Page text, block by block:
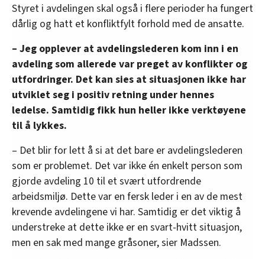
Styret i avdelingen skal også i flere perioder ha fungert
dårlig og hatt et konfliktfylt forhold med de ansatte.
– Jeg opplever at avdelingslederen kom inn i en
avdeling som allerede var preget av konflikter og
utfordringer. Det kan sies at situasjonen ikke har
utviklet seg i positiv retning under hennes
ledelse. Samtidig fikk hun heller ikke verktøyene
til å lykkes.
– Det blir for lett å si at det bare er avdelingslederen
som er problemet. Det var ikke én enkelt person som
gjorde avdeling 10 til et svært utfordrende
arbeidsmiljø. Dette var en fersk leder i en av de mest
krevende avdelingene vi har. Samtidig er det viktig å
understreke at dette ikke er en svart-hvitt situasjon,
men en sak med mange gråsoner, sier Madssen.